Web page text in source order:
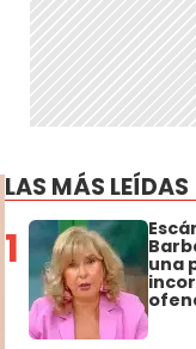
LAS MÁS LEÍDAS
1 una